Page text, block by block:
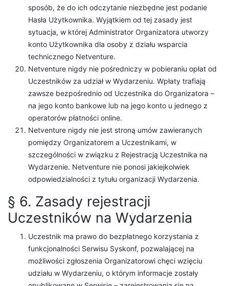
sposób, że do ich odczytanie niezbędne jest podanie
Hasła Użytkownika. Wyjątkiem od tej zasady jest
sytuacja, w której Administrator Organizatora utworzy
konto Użytkownika dla osoby z działu wsparcia
technicznego Netventure.
Netventure nigdy nie pośredniczy w pobieraniu opłat od
Uczestników za udział w Wydarzeniu. Wpłaty trafiają
zawsze bezpośrednio od Uczestnika do Organizatora –
na jego konto bankowe lub na jego konto u jednego z
operatorów płatności online.
Netventure nigdy nie jest stroną umów zawieranych
pomiędzy Organizatorem a Uczestnikami, w
szczególności w związku z Rejestracją Uczestnika na
Wydarzenie. Netventure nie ponosi jakiejkolwiek
odpowiedzialności z tytułu organizacji Wydarzenia.
§ 6. Zasady rejestracji
Uczestników na Wydarzenia
Uczestnik ma prawo do bezpłatnego korzystania z
funkcjonalności Serwisu Syskonf, pozwalającej na
możliwości zgłoszenia Organizatorowi chęci wzięciu
udziału w Wydarzeniu, o którym informacje zostały